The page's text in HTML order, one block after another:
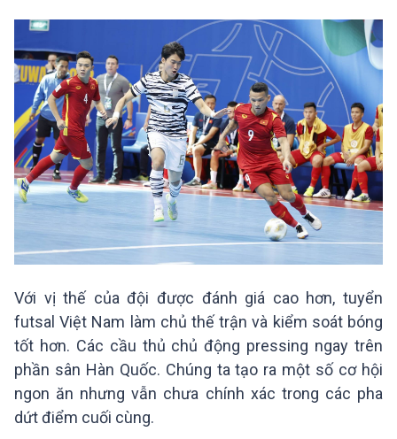
Với vị thế của đội được đánh giá cao hơn, tuyển
futsal Việt Nam làm chủ thế trận và kiểm soát bóng
tốt hơn. Các cầu thủ chủ động pressing ngay trên
phần sân Hàn Quốc. Chúng ta tạo ra một số cơ hội
ngon ăn nhưng vẫn chưa chính xác trong các pha
dứt điểm cuối cùng.